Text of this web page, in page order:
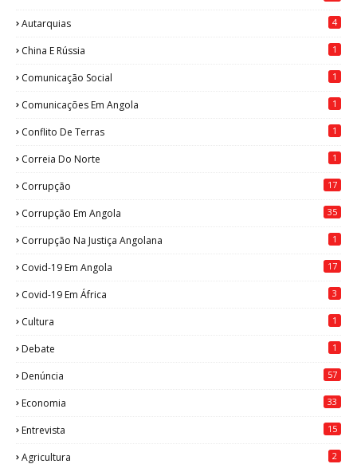
Autarquias 4
China E Rússia 1
Comunicação Social 1
Comunicações Em Angola 1
Conflito De Terras 1
Correia Do Norte 1
Corrupção 17
Corrupção Em Angola 35
Corrupção Na Justiça Angolana 1
Covid-19 Em Angola 17
Covid-19 Em África 3
Cultura 1
Debate 1
Denúncia 57
Economia 33
Entrevista 15
Agricultura 2